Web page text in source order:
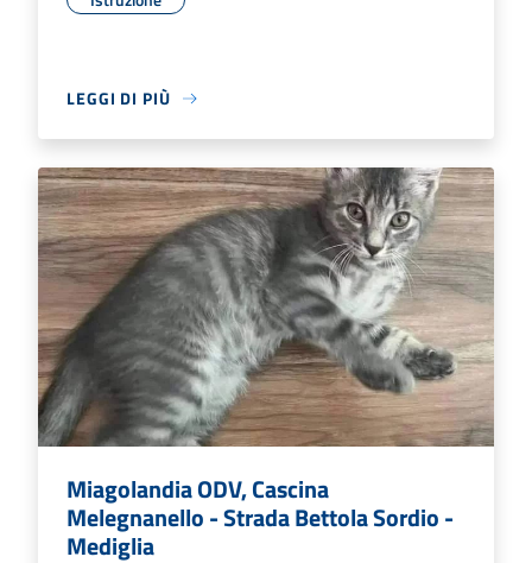
LEGGI DI PIÙ
Miagolandia ODV, Cascina
Melegnanello - Strada Bettola Sordio -
Mediglia